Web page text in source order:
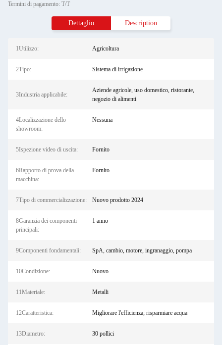
Termini di pagamento: T/T
Dettaglio Description
1Utilizzo: Agricoltura
2Tipo: Sistema di irrigazione
3Industria applicabile:
Aziende agricole, uso domestico, ristorante,
negozio di alimenti
4Localizzazione dello
showroom:
Nessuna
5Ispezione video di uscita: Fornito
6Rapporto di prova della
macchina:
Fornito
7Tipo di commercializzazione: Nuovo prodotto 2024
8Garanzia dei componenti
principali:
1 anno
9Componenti fondamentali: SpA, cambio, motore, ingranaggio, pompa
10Condizione: Nuovo
11Materiale: Metalli
12Caratteristica: Migliorare l'efficienza; risparmiare acqua
13Diametro: 30 pollici